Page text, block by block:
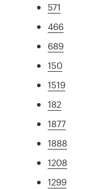
571
466
689
150
1519
182
1877
1888
1208
1299